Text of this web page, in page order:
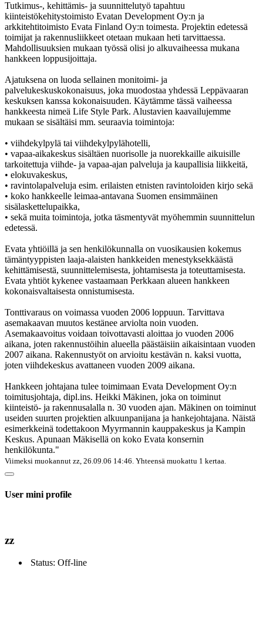
Tutkimus-, kehittämis- ja suunnittelutyö tapahtuu
kiinteistökehitystoimisto Evatan Development Oy:n ja
arkkitehtitoimisto Evata Finland Oy:n toimesta. Projektin edetessä
toimijat ja rakennusliikkeet otetaan mukaan heti tarvittaessa.
Mahdollisuuksien mukaan työssä olisi jo alkuvaiheessa mukana
hankkeen loppusijoittaja.
Ajatuksena on luoda sellainen monitoimi- ja
palvelukeskuskokonaisuus, joka muodostaa yhdessä Leppävaaran
keskuksen kanssa kokonaisuuden. Käytämme tässä vaiheessa
hankkeesta nimeä Life Style Park. Alustavien kaavailujemme
mukaan se sisältäisi mm. seuraavia toimintoja:
• viihdekylpylä tai viihdekylpylähotelli,
• vapaa-aikakeskus sisältäen nuorisolle ja nuorekkaille aikuisille
tarkoitettuja viihde- ja vapaa-ajan palveluja ja kaupallisia liikkeitä,
• elokuvakeskus,
• ravintolapalveluja esim. erilaisten etnisten ravintoloiden kirjo sekä
• koko hankkeelle leimaa-antavana Suomen ensimmäinen
sisälaskettelupaikka,
• sekä muita toimintoja, jotka täsmentyvät myöhemmin suunnittelun
edetessä.
Evata yhtiöillä ja sen henkilökunnalla on vuosikausien kokemus
tämäntyyppisten laaja-alaisten hankkeiden menestyksekkäästä
kehittämisestä, suunnittelemisesta, johtamisesta ja toteuttamisesta.
Evata yhtiöt kykenee vastaamaan Perkkaan alueen hankkeen
kokonaisvaltaisesta onnistumisesta.
Tonttivaraus on voimassa vuoden 2006 loppuun. Tarvittava
asemakaavan muutos kestänee arviolta noin vuoden.
Asemakaavoitus voidaan toivottavasti aloittaa jo vuoden 2006
aikana, joten rakennustöihin alueella päästäisiin aikaisintaan vuoden
2007 aikana. Rakennustyöt on arvioitu kestävän n. kaksi vuotta,
joten viihdekeskus avattaneen vuoden 2009 aikana.
Hankkeen johtajana tulee toimimaan Evata Development Oy:n
toimitusjohtaja, dipl.ins. Heikki Mäkinen, joka on toiminut
kiinteistö- ja rakennusalalla n. 30 vuoden ajan. Mäkinen on toiminut
useiden suurten projektien alkuunpanijana ja hankejohtajana. Näistä
esimerkkeinä todettakoon Myyrmannin kauppakeskus ja Kampin
Keskus. Apunaan Mäkisellä on koko Evata konsernin
henkilökunta."
Viimeksi muokannut zz, 26.09.06 14:46. Yhteensä muokattu 1 kertaa.
User mini profile
zz
Status: Off-line